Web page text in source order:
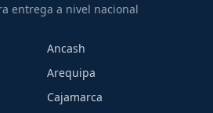
entrega a nivel nacional
Ancash
Arequipa
Cajamarca